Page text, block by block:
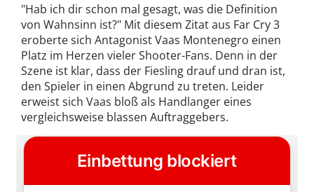
"Hab ich dir schon mal gesagt, was die Definition
von Wahnsinn ist?" Mit diesem Zitat aus Far Cry 3
eroberte sich Antagonist Vaas Montenegro einen
Platz im Herzen vieler Shooter-Fans. Denn in der
Szene ist klar, dass der Fiesling drauf und dran ist,
den Spieler in einen Abgrund zu treten. Leider
erweist sich Vaas bloß als Handlanger eines
vergleichsweise blassen Auftraggebers.